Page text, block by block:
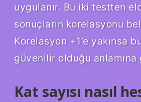
uygulanır. Bu iki testten
sonuçların korelasyonu
Korelasyon +1’e yakınsa
güvenilir olduğu anlamına
Kat sayısı nasıl